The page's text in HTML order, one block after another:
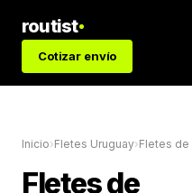
routist
Cotizar envío
Inicio›Fletes Uruguay›Fletes de
Fletes de